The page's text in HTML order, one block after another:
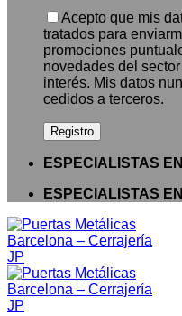
Acepto que mis
tratados para
promociones
novedades del
interés. Mis datos
cedidos a terceros.
ESPECIALISTAS
ESPECIALISTAS